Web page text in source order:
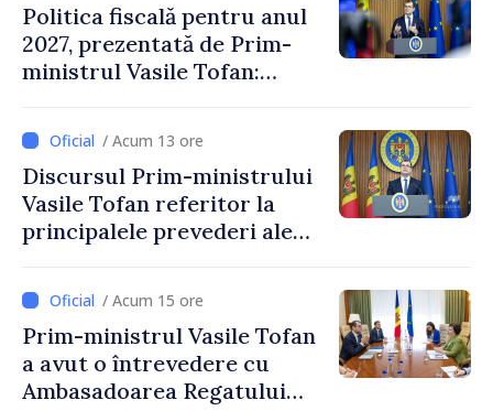
Politica fiscală pentru anul
2027, prezentată de Prim-
ministrul Vasile Tofan:
stimularea investițiilor și o
taxare mai echitabilă
/ Acum 13 ore
Discursul Prim-ministrului
Vasile Tofan referitor la
principalele prevederi ale
2027
/ Acum 15 ore
Prim-ministrul Vasile Tofan
a avut o întrevedere cu
Ambasadoarea Regatului